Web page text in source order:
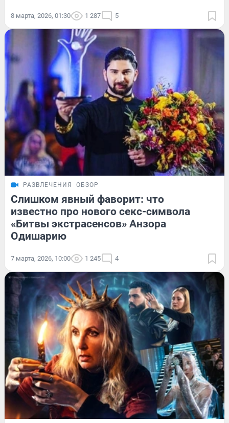
8 марта, 2026, 01:30 1 287 5
РАЗВЛЕЧЕНИЯ ОБЗОР
Слишком явный фаворит: что
известно про нового секс-символа
«Битвы экстрасенсов» Анзора
Одишарию
7 марта, 2026, 10:00 1 245 4